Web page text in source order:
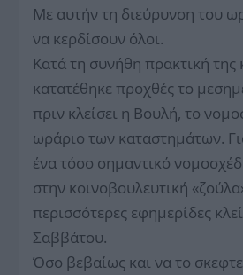
Με αυτήν τη διεύρυνση του
να κερδίσουν όλοι.
Κατά τη συνήθη πρακτική της
κατατέθηκε προχθές το
πριν κλείσει η Βουλή, το
ωράριο των καταστημάτων.
ένα τόσο σημαντικό
στην κοινοβουλευτική
περισσότερες εφημερίδες
Σαββάτου.
Όσο βεβαίως και να το